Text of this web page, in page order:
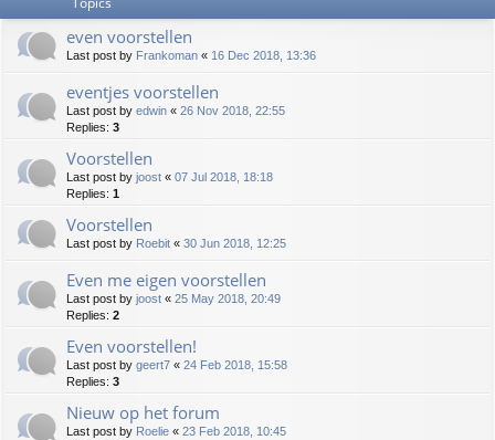
even voorstellen
Last post by Frankoman « 16 Dec 2018, 13:36
eventjes voorstellen
Last post by edwin « 26 Nov 2018, 22:55
Replies: 3
Voorstellen
Last post by joost « 07 Jul 2018, 18:18
Replies: 1
Voorstellen
Last post by Roebit « 30 Jun 2018, 12:25
Even me eigen voorstellen
Last post by joost « 25 May 2018, 20:49
Replies: 2
Even voorstellen!
Last post by geert7 « 24 Feb 2018, 15:58
Replies: 3
Nieuw op het forum
Last post by Roelie « 23 Feb 2018, 10:45